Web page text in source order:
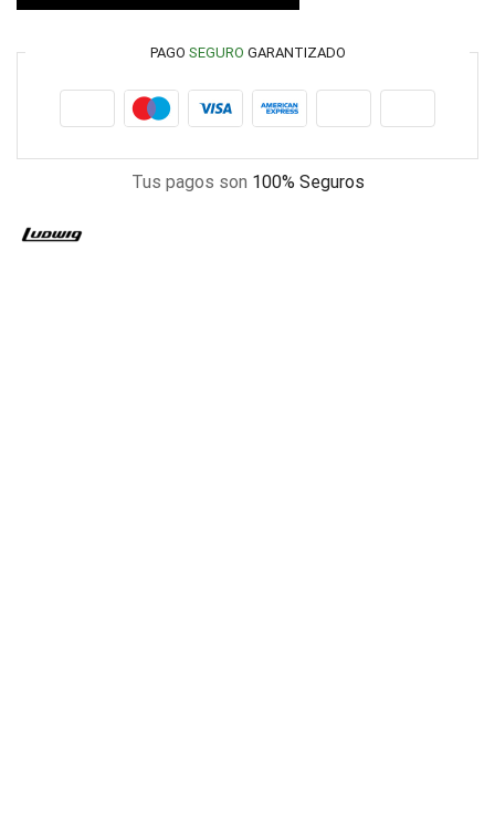
PAGO SEGURO GARANTIZADO
Tus pagos son 100% Seguros